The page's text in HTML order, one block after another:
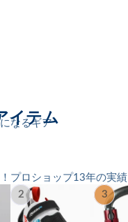
なるギア
イテム
プロショップ13年の実績
2 3